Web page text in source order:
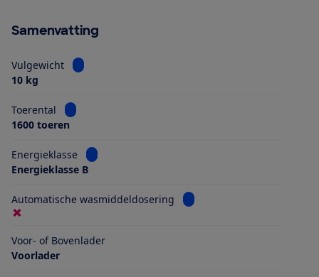
Samenvatting
Vulgewicht
Bekijk informatie voor Vulgewicht
10 kg
Toerental
Bekijk informatie voor Toerental
1600 toeren
Energieklasse
Bekijk informatie voor Energieklasse
Energieklasse B
Automatische wasmiddeldosering Bekijk informatie voor
Voor- of Bovenlader
Voorlader